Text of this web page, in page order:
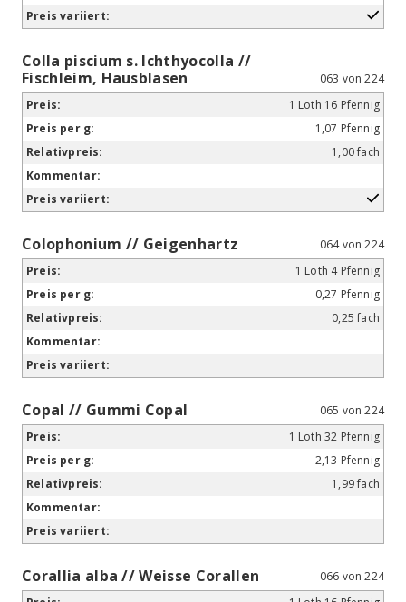
Colla piscium s. Ichthyocolla //
Fischleim, Hausblasen
063 von 224
1 Loth 16 Pfennig
1,07 Pfennig
1,00 fach
Colophonium // Geigenhartz
064 von 224
1 Loth 4 Pfennig
0,27 Pfennig
0,25 fach
Copal // Gummi Copal
065 von 224
1 Loth 32 Pfennig
2,13 Pfennig
1,99 fach
Corallia alba // Weisse Corallen
066 von 224